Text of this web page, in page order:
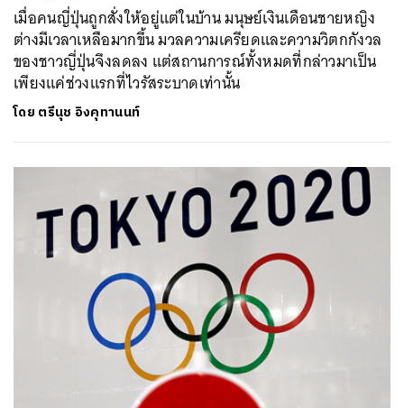
เมื่อคนญี่ปุ่นถูกสั่งให้อยู่แต่ในบ้าน มนุษย์เงินเดือนชายหญิง
ต่างมีเวลาเหลือมากขึ้น มวลความเครียดและความวิตกกังวล
ของชาวญี่ปุ่นจึงลดลง แต่สถานการณ์ทั้งหมดที่กล่าวมาเป็น
เพียงแค่ช่วงแรกที่ไวรัสระบาดเท่านั้น
โดย ตรีนุช อิงคุทานนท์